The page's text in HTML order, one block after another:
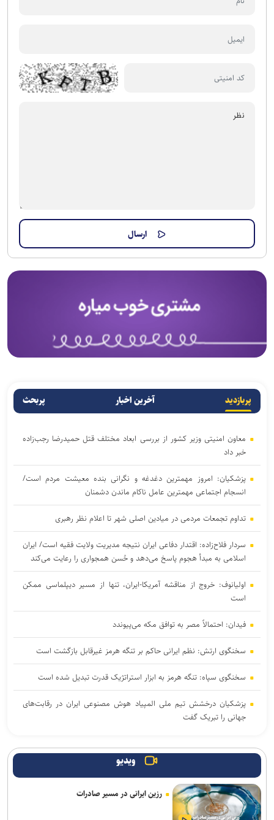
پربازدید آخرین اخبار پربحث
معاون امنیتی وزیر کشور از بررسی ابعاد مختلف قتل حمیدرضا رجب‌زاده
خبر داد
پزشکیان: امروز مهمترین دغدغه و نگرانی بنده معیشت مردم است/
انسجام اجتماعی مهمترین عامل ناکام ماندن دشمنان
تداوم تجمعات مردمی در میادین اصلی شهر تا اعلام نظر رهبری
سردار فلاح‌زاده: اقتدار دفاعی ایران نتیجه مدیریت ولایت فقیه است/ ایران
اسلامی به مبدأ هجوم پاسخ می‌دهد و حُسن همجواری را رعایت می‌کند
اولیانوف: خروج از مناقشه آمریکا-ایران، تنها از مسیر دیپلماسی ممکن
است
فیدان: احتمالاً مصر به توافق مکه می‌پیوندد
سخنگوی ارتش: نظم ایرانی حاکم بر تنگه هرمز غیرقابل بازگشت است
سخنگوی سپاه: تنگه هرمز به ابزار استراتژیک قدرت تبدیل شده است
پزشکیان درخشش تیم ملی المپیاد هوش مصنوعی ایران در رقابت‌های
جهانی را تبریک گفت
سفر رئیس دستگاه اطلاعاتی عربستان به عراق
عارف: هوش مصنوعی زیرساخت حکمرانی متوازن و جهش اقتصادی کشور
است
ویدیو
رزین ایرانی در مسیر صادرات